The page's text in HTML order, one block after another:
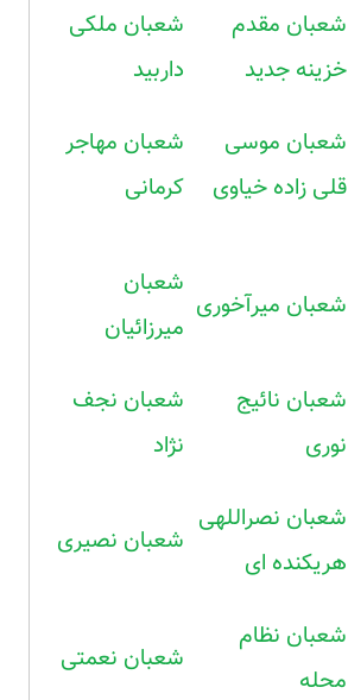
شعبان مقدم
خزینه جدید
شعبان ملکی
داربید
شعبان موسی
قلی زاده خیاوی
شعبان مهاجر
کرمانی
شعبان میرآخوری
شعبان
میرزائیان
شعبان نائیج
نوری
شعبان نجف
نژاد
شعبان نصراللهی
هریکنده ای
شعبان نصیری
شعبان نظام
محله
شعبان نعمتی